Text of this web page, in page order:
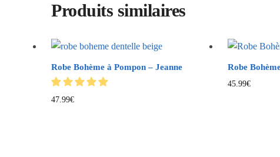
Produits similaires
Robe Bohème à Pompon – Jeanne
47.99€
Robe
45.99€